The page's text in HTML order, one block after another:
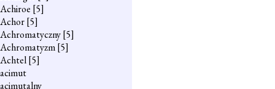
Achiroe [5]
Achor[5]
Achromatyczny[5]
Achromatyzm[5]
Achtel[5]
acimut
acimutalny